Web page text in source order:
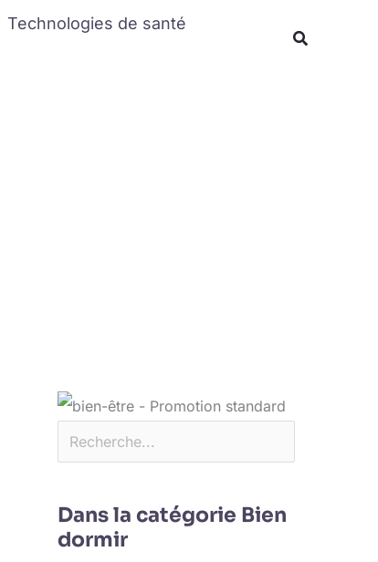
Technologies de santé
Rechercher
Dans la catégorie Bien
dormir